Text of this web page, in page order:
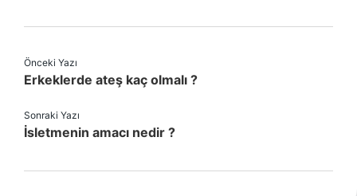
Önceki Yazı
Erkeklerde ateş kaç olmalı ?
Sonraki Yazı
İsletmenin amacı nedir ?